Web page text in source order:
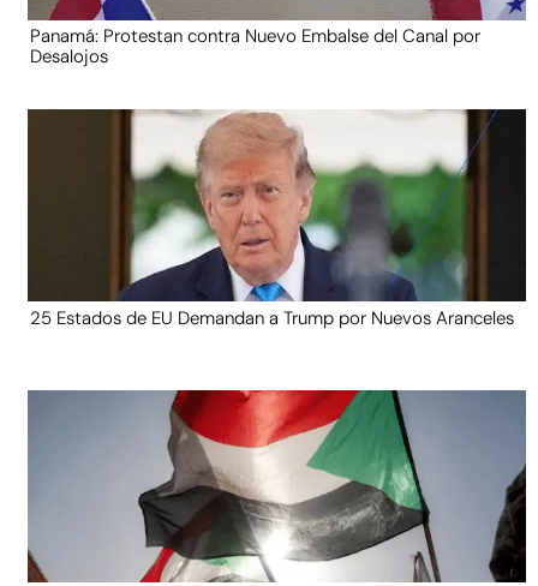
Panamá: Protestan contra Nuevo Embalse del Canal por
Desalojos
25 Estados de EU Demandan a Trump por Nuevos Aranceles